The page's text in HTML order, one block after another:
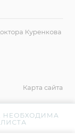
Куренкова
Карта сайта
НЕОБХОДИМА